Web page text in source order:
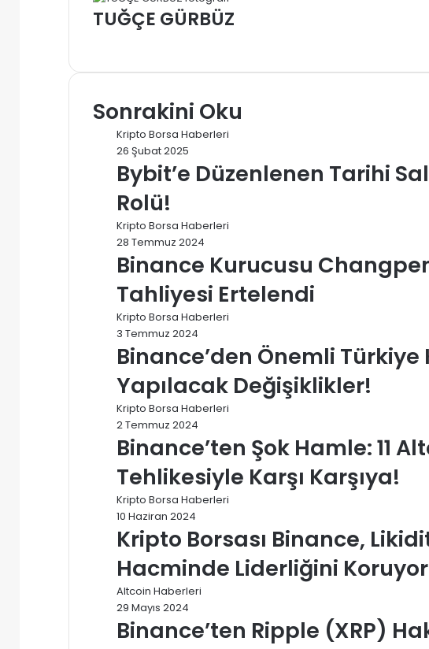
TUĞÇE GÜRBÜZ
Sonrakini Oku
Kripto Borsa Haberleri
26 Şubat 2025
Bybit’e Düzenlenen Tarihi
Rolü!
Kripto Borsa Haberleri
28 Temmuz 2024
Binance Kurucusu
Tahliyesi Ertelendi
Kripto Borsa Haberleri
3 Temmuz 2024
Binance’den Önemli Türkiye
Yapılacak Değişiklikler!
Kripto Borsa Haberleri
2 Temmuz 2024
Binance’ten Şok Hamle: 11
Tehlikesiyle Karşı Karşıya!
Kripto Borsa Haberleri
10 Haziran 2024
Kripto Borsası Binance,
Hacminde Liderliğini Koruyor
Altcoin Haberleri
29 Mayıs 2024
Binance’ten Ripple (XRP)